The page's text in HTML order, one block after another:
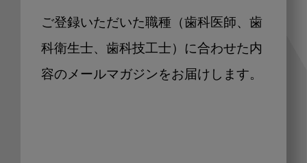
ご登録いただいた職種（歯科医師、歯
科衛生士、歯科技工士）に合わせた内
容のメールマガジンをお届けします。